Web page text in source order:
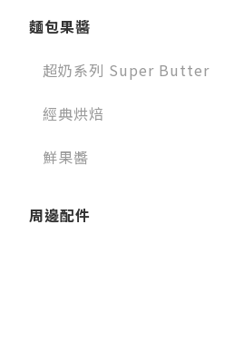
麵包果醬
超奶系列 Super Butter
經典烘焙
鮮果醬
周邊配件